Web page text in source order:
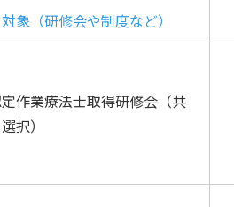
対象（研修会や制度など）
定作業療法士取得研修会（共
択）